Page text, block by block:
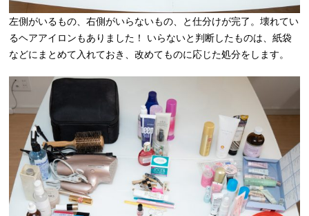
左側がいるもの、右側がいらないもの、と仕分けが完了。壊れてい
るヘアアイロンもありました！ いらないと判断したものは、紙袋
などにまとめて入れておき、改めてものに応じた処分をします。